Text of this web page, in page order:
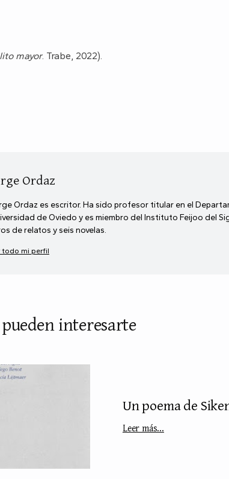
mayor. Trabe, 2022).
Ordaz
Ordaz es escritor. Ha sido profesor titular en el
de Oviedo y es miembro del Instituto Feijoo del
de relatos y seis novelas.
todo mi perfil
interesarte
Un poema de
Leer más...